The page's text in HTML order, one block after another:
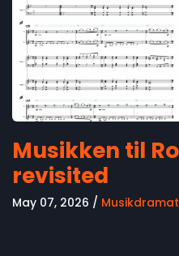
Musikken til
revisited
May 07, 2026